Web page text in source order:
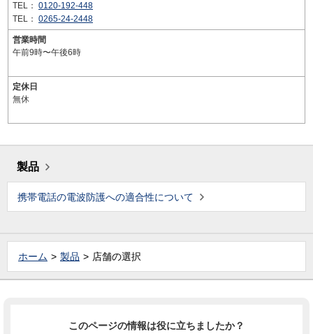
TEL： 0120-192-448
TEL： 0265-24-2448
営業時間
午前9時〜午後6時
定休日
無休
製品
携帯電話の電波防護への適合性について
ホーム 製品 店舗の選択
このページの情報は役に立ちましたか？